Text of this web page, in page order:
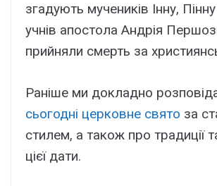
згадують мучеників Інну,
учнів апостола Андрія
прийняли смерть за
Раніше ми докладно
сьогодні церковне свято за
стилем, а також про традиції
цієї дати.